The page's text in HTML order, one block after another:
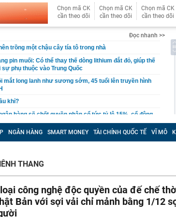
Chọn mã CK
cần theo dõi
Chọn mã CK
cần theo dõi
Chọn mã CK
cần theo dõi
Đọc nhanh >>
trồng một chậu cây tía tô trong nhà
pin muối: Có thể thay thế dòng lithium đắt đỏ, giúp thế
phụ thuộc vào Trung Quốc
mắt long lanh như sương sớm, 45 tuổi lên truyền hình
khỉ?
hàng sẽ chốt quyền nhận cổ tức tỷ lệ 15%, cổ đông
thêm cổ phiếu giá rẻ
quả xổ số miền Nam hôm nay thứ Bảy ngày 8/8/2026
không bán căn nhà duy nhất để con lấy vốn làm ăn,
định ấy cứu cả gia đình
tiên được làm phim tài liệu phát sóng trên đài truyền
chiếm top 1 hot search Naver
NGÂN HÀNG SMART MONEY TÀI CHÍNH QUỐC TẾ VĨ MÔ
THANG
công nghệ độc quyền của đế chế
Bản với sợi vải chỉ mảnh bằng 1/12